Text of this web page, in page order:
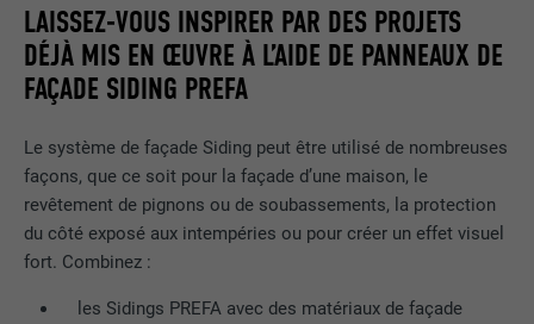
LAISSEZ-VOUS INSPIRER PAR DES PROJETS
DÉJÀ MIS EN ŒUVRE À L’AIDE DE PANNEAUX DE
FAÇADE SIDING PREFA
Le système de façade Siding peut être utilisé de nombreuses
façons, que ce soit pour la façade d’une maison, le
revêtement de pignons ou de soubassements, la protection
du côté exposé aux intempéries ou pour créer un effet visuel
fort. Combinez :
les Sidings PREFA avec des matériaux de façade
EXPIRATION 3 mois
UTILITÉ
Est utilisé par Facebook pour afficher
exemple des offres en temps réel
d'annonceurs tiers.
NOM
FOURNISSEUR doubleclick.net